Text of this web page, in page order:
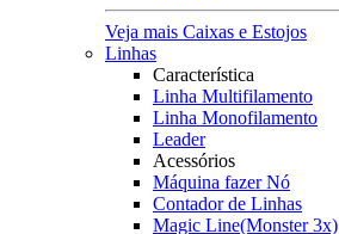
Veja mais Caixas e Estojos
Linhas
Característica
Linha Multifilamento
Linha Monofilamento
Leader
Acessórios
Máquina fazer Nó
Contador de Linhas
Magic Line(Monster 3x)